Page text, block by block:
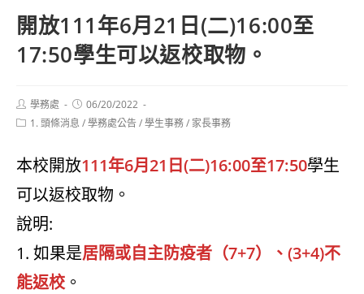
開放111年6月21日(二)16:00至
17:50學生可以返校取物。
Post
author:
學務處
Post
published:
06/20/2022
Post1. 頭條消息 /學務處公告/學生事務/ 家長事務
本校開放111年6月21日(二)16:00至17:50學生
可以返校取物。
說明:
1. 如果是居隔或自主防疫者（7+7）、(3+4)不
能返校。